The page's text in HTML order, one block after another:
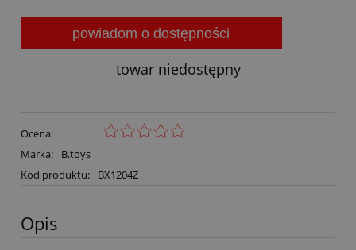
powiadom o dostępności
towar niedostępny
Ocena:
Marka:
B.toys
Kod produktu:
BX1204Z
Opis